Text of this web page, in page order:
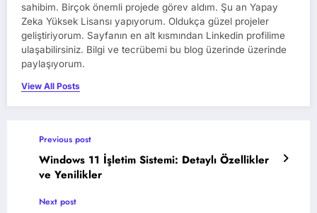
sahibim. Birçok önemli projede görev aldım. Şu an Yapay
Zeka Yüksek Lisansı yapıyorum. Oldukça güzel projeler
geliştiriyorum. Sayfanın en alt kısmından Linkedin profilime
ulaşabilirsiniz. Bilgi ve tecrübemi bu blog üzerinde üzerinde
paylaşıyorum.
View All Posts
Previous post
Windows 11 İşletim Sistemi: Detaylı Özellikler
ve Yenilikler
Next post